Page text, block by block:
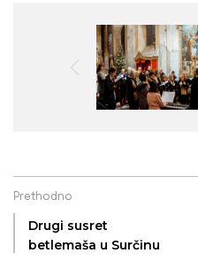
Prethodno
Drugi susret
betlemaša u Surčinu